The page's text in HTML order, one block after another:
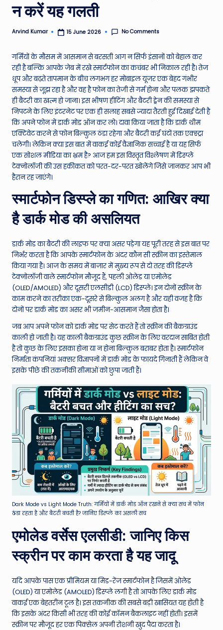
vi
e
N
e
w
s
A
ro
u
n
d
T
h
W
o
rl
d
न करें यह गलती
Posted
Arvind Kumar 15 June 2026 No Comments
गर्मियों के मौसम में आसमान से बरसती आग न सिर्फ इंसानों को बेहाल कर
रही है बल्कि आपके जेब में रखे स्मार्टफोन का कचंबर भी निकाल रही है। तेज
धूप और बढ़ते तापमान के बीच लगभग हर मोबाइल यूजर एक बेहद गंभीर
समस्या से जूझ रहा है और वह है फोन का तेजी से गर्म होना और पलक झपकते
ही बैटरी का खत्म हो जाना। इस भीषण हीटिंग और बैटरी ड्रेन की समस्या से
निपटने के लिए इंटरनेट पर एक ही सलाह सबसे ज्यादा तैरती हुई दिखाई देती है
कि अपने फोन में डार्क मोड ऑन कर लो। दावा किया जाता है कि डार्क थीम
एक्टिवेट करने से फोन बिल्कुल ठंडा रहेगा और बैटरी कई घंटों तक एक्स्ट्रा
चलेगी। लेकिन क्या इस बात में वाकई कोई वैज्ञानिक सच्चाई है या यह सिर्फ
एक सोशल मीडिया का भ्रम है? आज हम इस विस्तृत विश्लेषण में डिस्प्ले
टेक्नोलॉजी की उस हकीकत को परत-दर-परत खोलेंगे जिसे जानकर आप भी
हैरान रह जाएंगे।
स्मार्टफोन डिस्प्ले का गणित: आखिर क्या
है डार्क मोड की असलियत
डार्क मोड का बैटरी की लाइफ पर क्या असर पड़ेगा यह पूरी तरह से इस बात पर
निर्भर करता है कि आपके स्मार्टफोन के अंदर कौन सी स्क्रीन का इस्तेमाल
किया गया है। आज के समय में बाजार में मुख्य रूप से दो तरह की डिस्प्ले
टेक्नोलॉजी वाले स्मार्टफोन मौजूद हैं, पहली ओलेड या एमोलेड
(OLED/AMOLED) और दूसरी एलसीडी (LCD) डिस्प्ले। इन दोनों स्क्रीन के
काम करने का तरीका एक-दूसरे से बिल्कुल अलग है और यही वजह है कि
दोनों पर डार्क मोड का असर भी जमीन-आसमान जैसा होता है।
जब आप अपने फोन को डार्क मोड पर सेट करते हैं तो स्क्रीन की बैकग्राउंड
काली हो जाती है। यह काली बैकग्राउंड कुछ स्क्रीन के लिए वरदान साबित होती
है तो कुछ के लिए इसका होना या न होना बिल्कुल बराबर होता है। स्मार्टफोन
निर्माता कंपनियां अक्सर विज्ञापनों में डार्क मोड के फायदे गिनाती हैं लेकिन वे
इसके पीछे की तकनीकी सीमाओं को छुपा जाती हैं।
Dark Mode vs Light Mode Truth: गर्मियों में डार्क मोड ऑन रखने से क्या सच में फोन
ठंडा रहता है और बैटरी बचती है? जानिए डिस्प्ले का असली सच
एमोलेड वर्सेस एलसीडी: जानिए किस
स्क्रीन पर काम करता है यह जादू
यदि आपके पास एक प्रीमियम या मिड-रेंज स्मार्टफोन है जिसमें ओलेड
(OLED) या एमोलेड (AMOLED) डिस्प्ले लगी है तो आपके लिए डार्क मोड
वाकई एक बेहतरीन टूल है। इस तकनीक की सबसे बड़ी खासियत यह होती है
कि इसके अंदर किसी भी तरह की कोई कॉमन बैकलाइट नहीं होती। इसमें
स्क्रीन पर मौजूद हर एक पिक्सेल अपनी रोशनी खुद पैदा करता है।